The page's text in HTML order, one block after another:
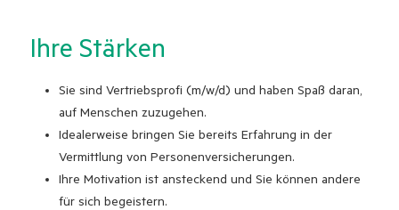
Ihre Stärken
Sie sind Vertriebsprofi (m/w/d) und haben Spaß daran,
auf Menschen zuzugehen.
Idealerweise bringen Sie bereits Erfahrung in der
Vermittlung von Personenversicherungen.
Ihre Motivation ist ansteckend und Sie können andere
für sich begeistern.